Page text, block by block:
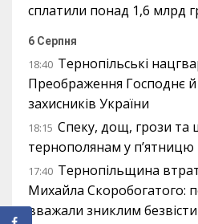
сплатили понад 1,6 млрд
6 Серпня
18:40 Тернопільські
Преображення Господнє
захисників України
18:15 Спеку, дощ, грози та
тернополянам у п’ятницю
17:40 Тернопільщина
Михайла Скоробогатого:
вважали зниклим безвісти